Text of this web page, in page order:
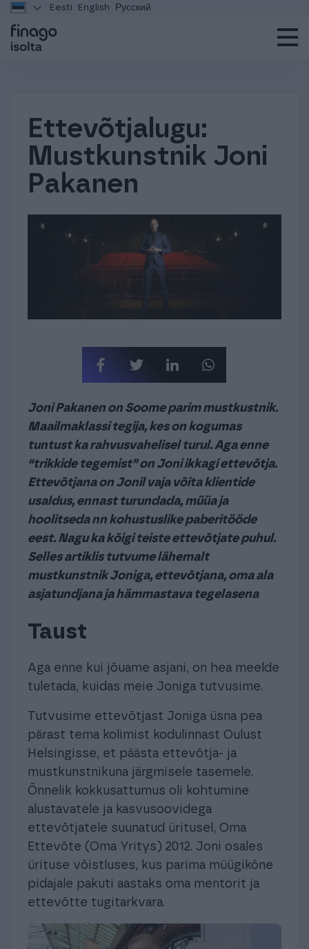
Eesti English Русский
Ettevõtjalugu:
Mustkunstnik Joni
Pakanen
Joni Pakanen on Soome parim mustkustnik.
Maailmaklassi tegija, kes on kogumas
tuntust ka rahvusvahelisel turul. Aga enne
“trikkide tegemist” on Joni ikkagi ettevõtja.
Ettevõtjana on Jonil vaja võita klientide
usaldus, ennast turundada, müüa ja
hoolitseda nn kohustuslike paberitööde
eest. Nagu ka kõigi teiste ettevõtjate puhul.
Selles artiklis tutvume lähemalt
mustkunstnik Joniga, ettevõtjana, oma ala
asjatundjana ja hämmastava tegelasena
Taust
Aga enne kui jõuame asjani, on hea meelde
tuletada, kuidas meie Joniga tutvusime.
Tutvusime ettevõtjast Joniga üsna pea
pärast tema kolimist kodulinnast Oulust
Helsingisse, et päästa ettevõtja- ja
mustkunstnikuna järgmisele tasemele.
Õnnelik kokkusattumus oli kohtumine
alustavatele ja kasvusoovidega
ettevõtjatele suunatud üritusel, Oma
Ettevõte (Oma Yritys) 2012. Joni osales
ürituse võistluses, kus parima müügikõne
pidajale pakuti aastaks oma mentorit ja
ettevõtte tugitarkvara.